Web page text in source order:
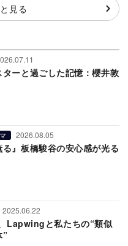
見る
ターと過ごした記憶：櫻井敦
2026.08.05
る』板橋駿谷の安心感が光る
2025.06.22
Lapwingと私たちの“類似
”